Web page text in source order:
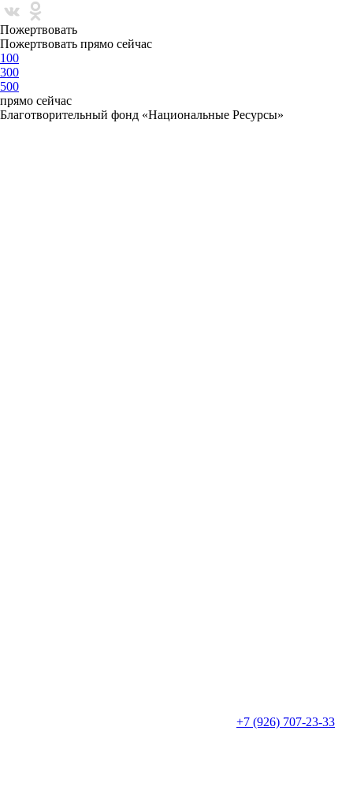
Пожертвовать
Пожертвовать прямо сейчас
100
300
500
прямо сейчас
Благотворительный фонд «Национальные Ресурсы»
+7 (926) 707-23-33